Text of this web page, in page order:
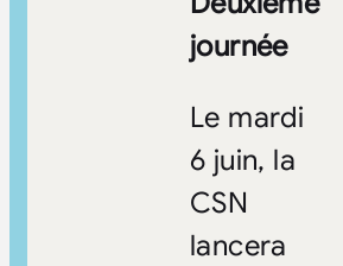
journée
Le mardi
6 juin, la
CSN
lancera